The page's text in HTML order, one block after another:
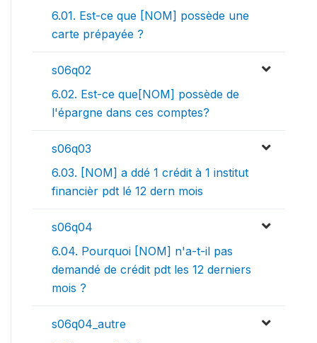
6.01. Est-ce que [NOM] possède une
carte prépayée ?
s06q02
6.02. Est-ce que[NOM] possède de
l'épargne dans ces comptes?
s06q03
6.03. [NOM] a ddé 1 crédit à 1 institut
financièr pdt lé 12 dern mois
s06q04
6.04. Pourquoi [NOM] n'a-t-il pas
demandé de crédit pdt les 12 derniers
mois ?
s06q04_autre